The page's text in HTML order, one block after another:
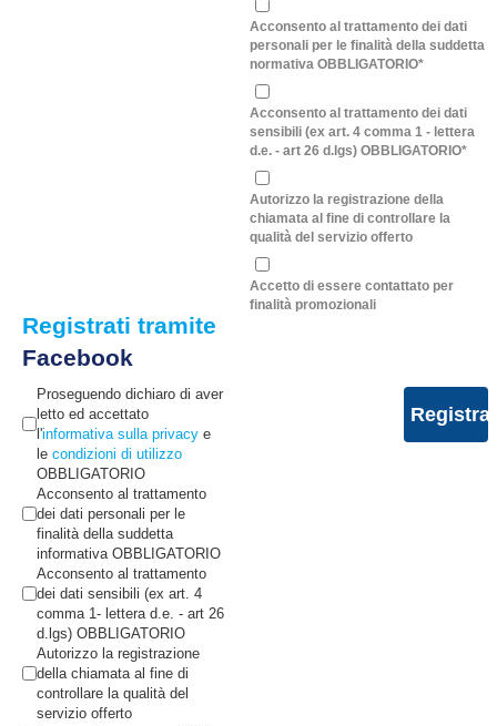
Acconsento al trattamento dei dati
personali per le finalità della suddetta
normativa OBBLIGATORIO*
Acconsento al trattamento dei dati
sensibili (ex art. 4 comma 1 - lettera
d.e. - art 26 d.lgs) OBBLIGATORIO*
Autorizzo la registrazione della
chiamata al fine di controllare la
qualità del servizio offerto
Accetto di essere contattato per
finalità promozionali
Registrati tramite
Facebook
Proseguendo dichiaro di aver
letto ed accettato
l'informativa sulla privacy e
le condizioni di utilizzo
OBBLIGATORIO
Acconsento al trattamento
dei dati personali per le
finalità della suddetta
informativa OBBLIGATORIO
Acconsento al trattamento
dei dati sensibili (ex art. 4
comma 1- lettera d.e. - art 26
d.lgs) OBBLIGATORIO
Autorizzo la registrazione
della chiamata al fine di
controllare la qualità del
servizio offerto